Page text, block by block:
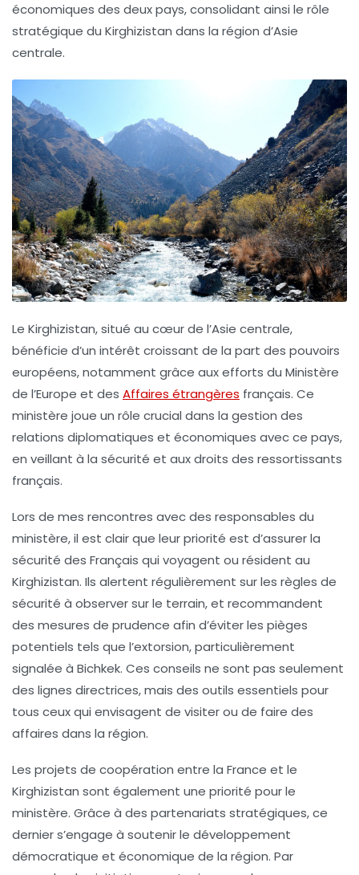
économiques des deux pays, consolidant ainsi le rôle
stratégique du Kirghizistan dans la région d’Asie
centrale.
Le Kirghizistan, situé au cœur de l’Asie centrale,
bénéficie d’un intérêt croissant de la part des pouvoirs
européens, notamment grâce aux efforts du Ministère
de l’Europe et des Affaires étrangères français. Ce
ministère joue un rôle crucial dans la gestion des
relations diplomatiques et économiques avec ce pays,
en veillant à la sécurité et aux droits des ressortissants
français.
Lors de mes rencontres avec des responsables du
ministère, il est clair que leur priorité est d’assurer la
sécurité des Français qui voyagent ou résident au
Kirghizistan. Ils alertent régulièrement sur les règles de
sécurité à observer sur le terrain, et recommandent
des mesures de prudence afin d’éviter les pièges
potentiels tels que l’extorsion, particulièrement
signalée à Bichkek. Ces conseils ne sont pas seulement
des lignes directrices, mais des outils essentiels pour
tous ceux qui envisagent de visiter ou de faire des
affaires dans la région.
Les projets de coopération entre la France et le
Kirghizistan sont également une priorité pour le
ministère. Grâce à des partenariats stratégiques, ce
dernier s’engage à soutenir le développement
démocratique et économique de la région. Par